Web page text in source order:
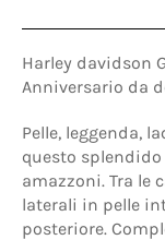
Harley davidson
Anniversario da
Pelle, leggenda,
questo
amazzoni. Tra le
laterali in pelle
posteriore.